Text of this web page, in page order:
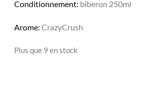
Conditionnement: biberon 250ml
Arome: CrazyCrush
Plus que 9 en stock